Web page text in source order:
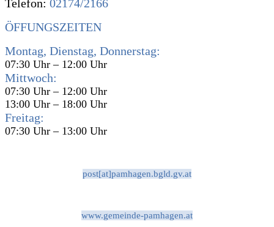
Telefon: 02174/2166
ÖFFUNGSZEITEN
Montag, Dienstag, Donnerstag:
07:30 Uhr – 12:00 Uhr
Mittwoch:
07:30 Uhr – 12:00 Uhr
13:00 Uhr – 18:00 Uhr
Freitag:
07:30 Uhr – 13:00 Uhr
post[at]pamhagen.bgld.gv.at
www.gemeinde-pamhagen.at